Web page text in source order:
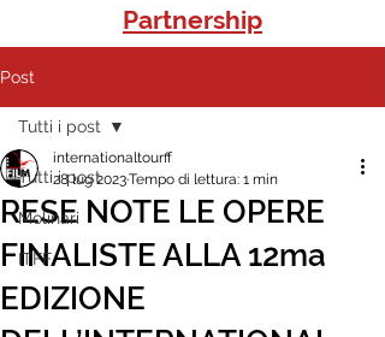
Partnership
Post
Tutti i post
Molinari
ITFF
Tutti i post
RESE NOTE LE OPERE
FINALISTE ALLA 12ma
EDIZIONE
internationaltourff
28 lug 2023Tempo di lettura: 1 min